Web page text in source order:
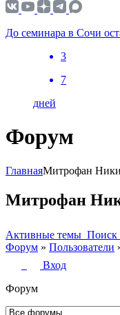
До семинара в Сочи
3
7
дней
Форум
ГлавнаяМитрофан
Митрофан
Активные темы Поиск
Форум » Пользователи
Вход
Форум